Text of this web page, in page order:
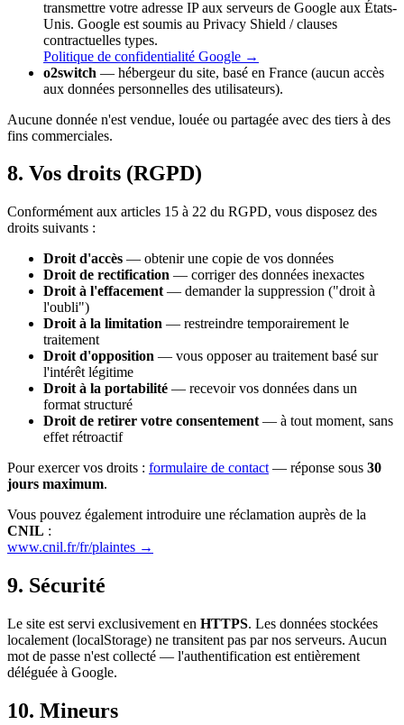
transmettre votre adresse IP aux serveurs de Google aux États-
Unis. Google est soumis au Privacy Shield / clauses
contractuelles types.
Politique de confidentialité Google →
o2switch — hébergeur du site, basé en France (aucun accès
aux données personnelles des utilisateurs).
Aucune donnée n'est vendue, louée ou partagée avec des tiers à des
fins commerciales.
8. Vos droits (RGPD)
Conformément aux articles 15 à 22 du RGPD, vous disposez des
droits suivants :
Droit d'accès — obtenir une copie de vos données
Droit de rectification — corriger des données inexactes
Droit à l'effacement — demander la suppression ("droit à
l'oubli")
Droit à la limitation — restreindre temporairement le
traitement
Droit d'opposition — vous opposer au traitement basé sur
l'intérêt légitime
Droit à la portabilité — recevoir vos données dans un
format structuré
Droit de retirer votre consentement — à tout moment, sans
effet rétroactif
Pour exercer vos droits : formulaire de contact — réponse sous 30
jours maximum.
Vous pouvez également introduire une réclamation auprès de la
CNIL :
www.cnil.fr/fr/plaintes →
9. Sécurité
Le site est servi exclusivement en HTTPS. Les données stockées
localement (localStorage) ne transitent pas par nos serveurs. Aucun
mot de passe n'est collecté — l'authentification est entièrement
déléguée à Google.
10. Mineurs